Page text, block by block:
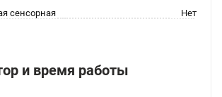
сенсорная
Нет
и время работы